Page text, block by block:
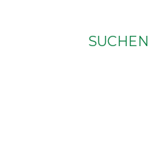
SUCHEN